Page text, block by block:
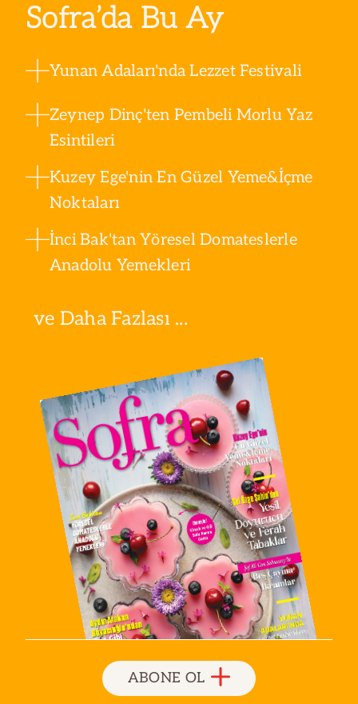
Sofra’da Bu Ay
Yunan Adaları'nda Lezzet Festivali
Zeynep Dinç'ten Pembeli Morlu Yaz
Esintileri
Kuzey Ege'nin En Güzel Yeme&İçme
Noktaları
İnci Bak'tan Yöresel Domateslerle
Anadolu Yemekleri
ve Daha Fazlası ...
ABONE OL